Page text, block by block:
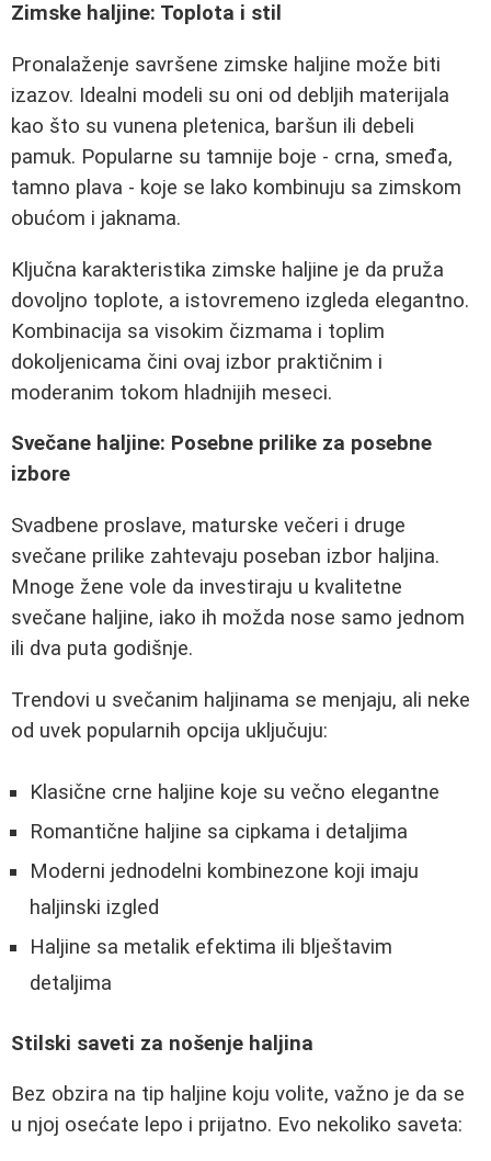
Zimske haljine: Toplota i stil
Pronalaženje savršene zimske haljine može biti
izazov. Idealni modeli su oni od debljih materijala
kao što su vunena pletenica, baršun ili debeli
pamuk. Popularne su tamnije boje - crna, smeđa,
tamno plava - koje se lako kombinuju sa zimskom
obućom i jaknama.
Ključna karakteristika zimske haljine je da pruža
dovoljno toplote, a istovremeno izgleda elegantno.
Kombinacija sa visokim čizmama i toplim
dokoljenicama čini ovaj izbor praktičnim i
moderanim tokom hladnijih meseci.
Svečane haljine: Posebne prilike za posebne
izbore
Svadbene proslave, maturske večeri i druge
svečane prilike zahtevaju poseban izbor haljina.
Mnoge žene vole da investiraju u kvalitetne
svečane haljine, iako ih možda nose samo jednom
ili dva puta godišnje.
Trendovi u svečanim haljinama se menjaju, ali neke
od uvek popularnih opcija uključuju:
Klasične crne haljine koje su večno elegantne
Romantične haljine sa cipkama i detaljima
Moderni jednodelni kombinezone koji imaju
haljinski izgled
Haljine sa metalik efektima ili blještavim
detaljima
Stilski saveti za nošenje haljina
Bez obzira na tip haljine koju volite, važno je da se
u njoj osećate lepo i prijatno. Evo nekoliko saveta: